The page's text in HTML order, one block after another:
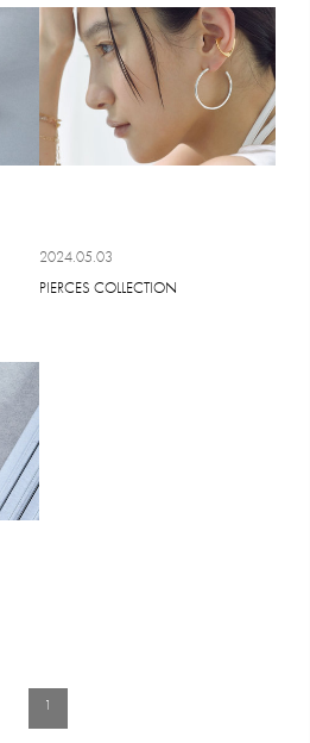
2024.05.03
PIERCES COLLECTION
1